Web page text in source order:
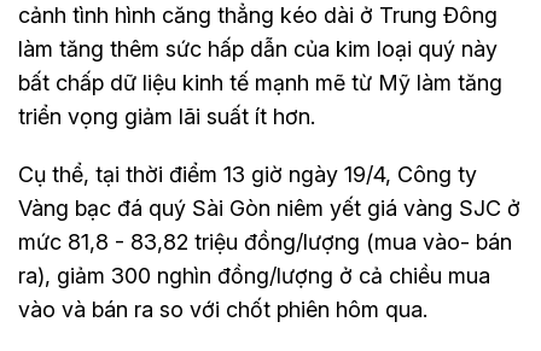
cảnh tình hình căng thẳng kéo dài ở Trung Đông
làm tăng thêm sức hấp dẫn của kim loại quý này
bất chấp dữ liệu kinh tế mạnh mẽ từ Mỹ làm tăng
triển vọng giảm lãi suất ít hơn.
Cụ thể, tại thời điểm 13 giờ ngày 19/4, Công ty
Vàng bạc đá quý Sài Gòn niêm yết giá vàng SJC ở
mức 81,8 - 83,82 triệu đồng/lượng (mua vào- bán
ra), giảm 300 nghìn đồng/lượng ở cả chiều mua
vào và bán ra so với chốt phiên hôm qua.